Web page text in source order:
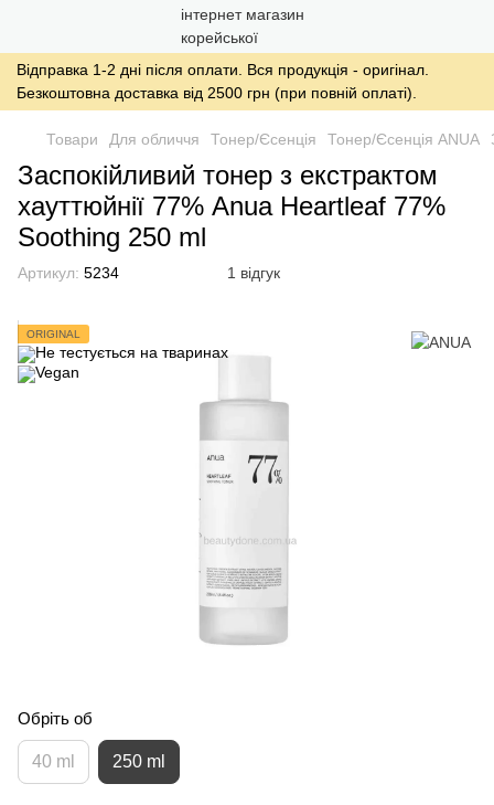
Відправка 1-2 дні після оплати. Вся продукція - оригінал.
Безкоштовна доставка від 2500 грн (при повній оплаті).
Товари Для обличчя Тонер/Єсенція Тонер/Єсенція ANUA
Заспокійливий тонер з екстрактом
хауттюйнії 77% Anua Heartleaf 77%
Soothing 250 ml
Артикул: 5234 1 відгук
ORIGINAL
Обріть об
40 ml 250 ml